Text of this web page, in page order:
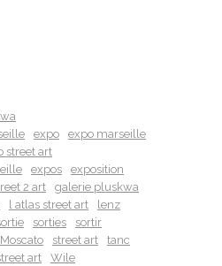
expo
expo marseille
street art
expos
exposition
2 art
galerie pluskwa
l atlas street art
lenz
sorties
sortir
street art
tanc
art Wile